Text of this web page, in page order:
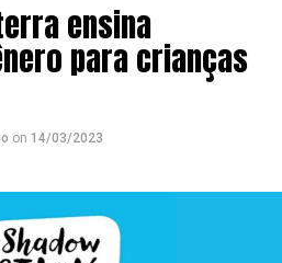
ensina
para crianças
on 14/03/2023